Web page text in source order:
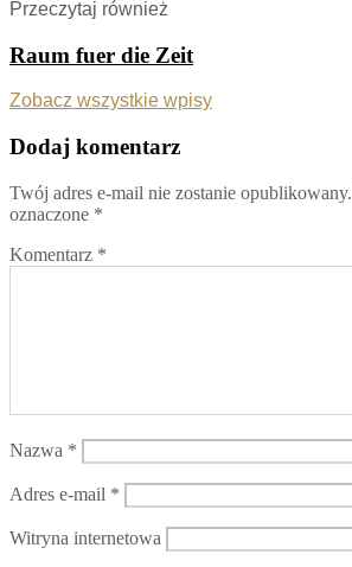
Przeczytaj również
Raum fuer die Zeit
Zobacz wszystkie wpisy
Dodaj komentarz
Twój adres e-mail nie zostanie opublikowany.
oznaczone *
Komentarz *
Nazwa *
Adres e-mail *
Witryna internetowa